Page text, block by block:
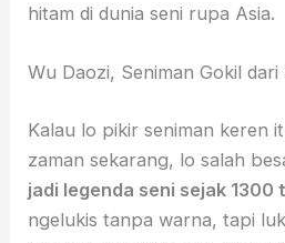
hitam di dunia seni rupa Asia.
Wu Daozi, Seniman Gokil dari
Kalau lo pikir seniman keren
zaman sekarang, lo salah
jadi legenda seni sejak 1300
ngelukis tanpa warna, tapi